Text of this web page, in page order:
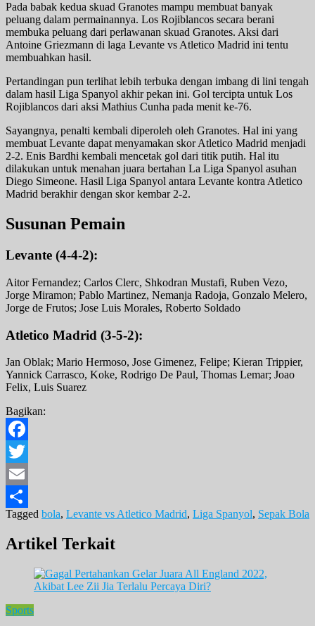
Pada babak kedua skuad Granotes mampu membuat banyak
peluang dalam permainannya. Los Rojiblancos secara berani
membuka peluang dari perlawanan skuad Granotes. Aksi dari
Antoine Griezmann di laga Levante vs Atletico Madrid ini tentu
membuahkan hasil.
Pertandingan pun terlihat lebih terbuka dengan imbang di lini tengah
dalam hasil Liga Spanyol akhir pekan ini. Gol tercipta untuk Los
Rojiblancos dari aksi Mathius Cunha pada menit ke-76.
Sayangnya, penalti kembali diperoleh oleh Granotes. Hal ini yang
membuat Levante dapat menyamakan skor Atletico Madrid menjadi
2-2. Enis Bardhi kembali mencetak gol dari titik putih. Hal itu
dilakukan untuk menahan juara bertahan La Liga Spanyol asuhan
Diego Simeone. Hasil Liga Spanyol antara Levante kontra Atletico
Madrid berakhir dengan skor kembar 2-2.
Susunan Pemain
Levante (4-4-2):
Aitor Fernandez; Carlos Clerc, Shkodran Mustafi, Ruben Vezo,
Jorge Miramon; Pablo Martinez, Nemanja Radoja, Gonzalo Melero,
Jorge de Frutos; Jose Luis Morales, Roberto Soldado
Atletico Madrid (3-5-2):
Jan Oblak; Mario Hermoso, Jose Gimenez, Felipe; Kieran Trippier,
Yannick Carrasco, Koke, Rodrigo De Paul, Thomas Lemar; Joao
Felix, Luis Suarez
Bagikan:
Facebook
Twitter
Email
Share
Tagged bola, Levante vs Atletico Madrid, Liga Spanyol, Sepak Bola
Artikel Terkait
Sports